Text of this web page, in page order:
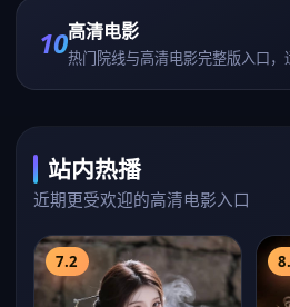
10高清电影
热门院线与高清电影完整版入口，
站内热播
近期更受欢迎的高清电影入口
7.2